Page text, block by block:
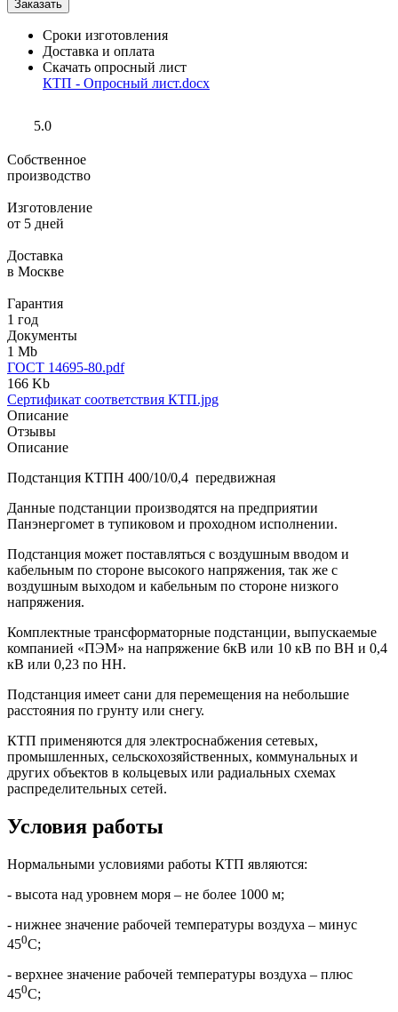
Сроки изготовления
Доставка и оплата
Скачать опросный лист
КТП - Опросный лист.docx
5.0
Собственное
производство
Изготовление
от 5 дней
Доставка
в Москве
Гарантия
1 год
Документы
1 Mb
ГОСТ 14695-80.pdf
166 Kb
Сертификат соответствия КТП.jpg
Описание
Отзывы
Описание
Подстанция КТПН 400/10/0,4 передвижная
Данные подстанции производятся на предприятии
Панэнергомет в тупиковом и проходном исполнении.
Подстанция может поставляться с воздушным вводом и
кабельным по стороне высокого напряжения, так же с
воздушным выходом и кабельным по стороне низкого
напряжения.
Комплектные трансформаторные подстанции, выпускаемые
компанией «ПЭМ» на напряжение 6кВ или 10 кВ по ВН и 0,4
кВ или 0,23 по НН.
Подстанция имеет сани для перемещения на небольшие
расстояния по грунту или снегу.
КТП применяются для электроснабжения сетевых,
промышленных, сельскохозяйственных, коммунальных и
других объектов в кольцевых или радиальных схемах
распределительных сетей.
Условия работы
Нормальными условиями работы КТП являются:
- высота над уровнем моря – не более 1000 м;
- нижнее значение рабочей температуры воздуха – минус
450С;
- верхнее значение рабочей температуры воздуха – плюс
450С;